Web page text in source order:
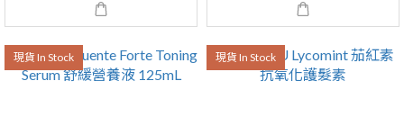
現貨 In Stock 現貨 In Stock